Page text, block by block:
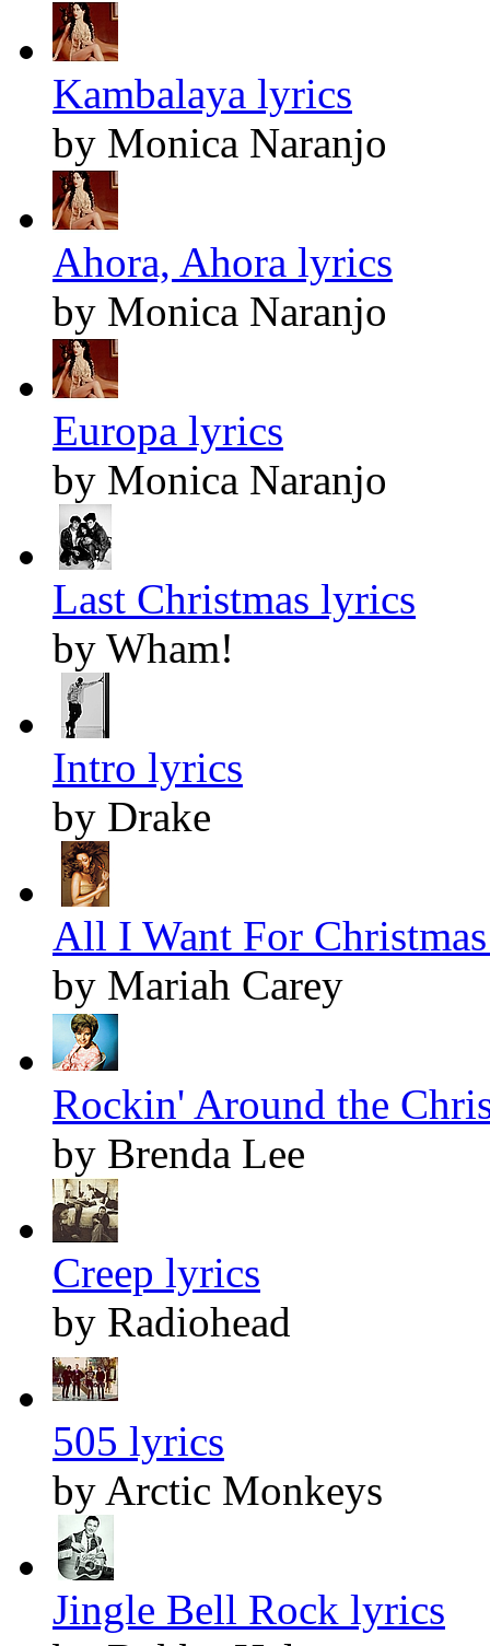
Kambalaya lyrics
by Monica Naranjo
Ahora, Ahora lyrics
by Monica Naranjo
Europa lyrics
by Monica Naranjo
Last Christmas lyrics
by Wham!
Intro lyrics
by Drake
All I Want For
by Mariah Carey
Rockin' Around the
by Brenda Lee
Creep lyrics
by Radiohead
505 lyrics
by Arctic Monkeys
Jingle Bell Rock lyrics